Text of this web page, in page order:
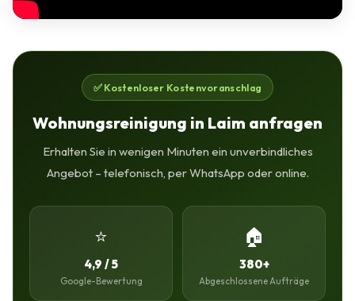
✅ Kostenloser Kostenvoranschlag
Wohnungsreinigung in Laim anfragen
Erhalten Sie in wenigen Minuten ein unverbindliches
Angebot – telefonisch, per WhatsApp oder online.
⭐
4,9 / 5
Google-Bewertung
🏠
380+
Abgeschlossene Aufträge